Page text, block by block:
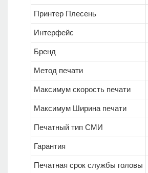
Принтер Плесень
Интерфейс
Бренд
Метод печати
Максимум скорость печати
Максимум Ширина печати
Печатный тип СМИ
Гарантия
Печатная срок службы головы